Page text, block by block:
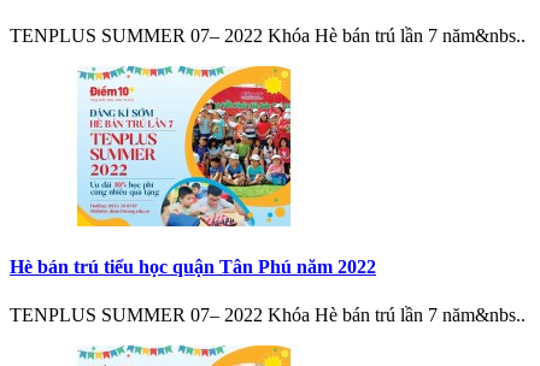
TENPLUS SUMMER 07– 2022 Khóa Hè bán trú lần 7 năm&nbs..
Hè bán trú tiểu học quận Tân Phú năm 2022
TENPLUS SUMMER 07– 2022 Khóa Hè bán trú lần 7 năm&nbs..